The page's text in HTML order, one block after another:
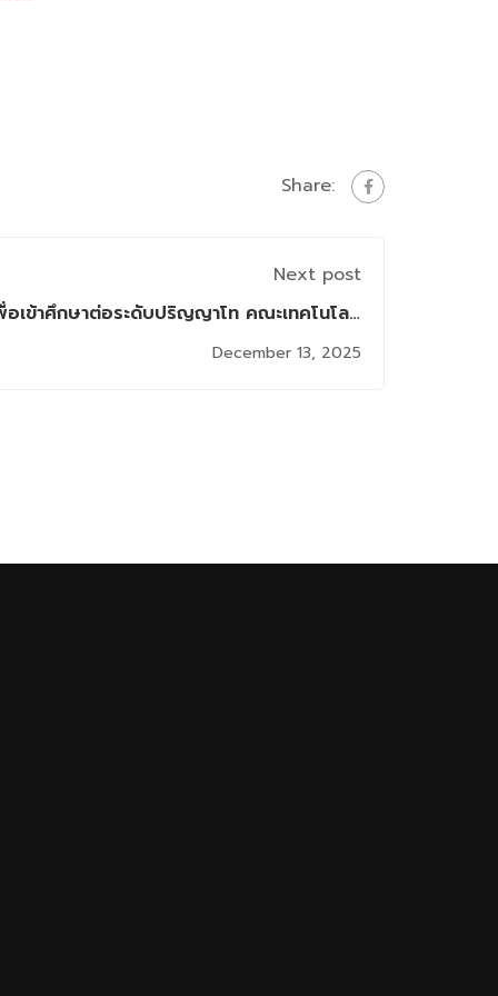
Share:
Next post
อเข้าศึกษาต่อระดับปริญญาโท คณะเทคโนโลยี
สารสนเทศ ภาค 2/2568 (รอบธันวาคม)
December 13, 2025